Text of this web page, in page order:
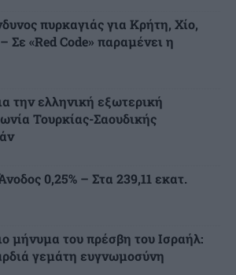
πυρκαγιάς για Κρήτη, Χίο,
Σε «Red Code» παραμένει η
την ελληνική εξωτερική
Τουρκίας-Σαουδικής
0,25% – Στα 239,11 εκατ.
μήνυμα του πρέσβη του Ισραήλ:
γεμάτη ευγνωμοσύνη